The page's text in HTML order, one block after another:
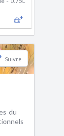
Suivre
du